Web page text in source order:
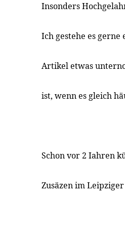
Insonders
Ich gestehe es
Artikel etwas
ist, wenn es gleich
Schon vor 2 Iahren
Zusäzen im